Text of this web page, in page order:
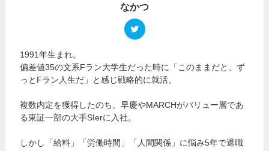
なかつ
1991年生まれ。
偏差値35の文系Fラン大学生だった時に「このままだと、ず
っとFラン人生だ」と感じ戦略的に就活。
複数内定を獲得したのち、早慶やMARCHがバリュー層であ
る東証一部の大手SIerに入社。
しかし「給料」「労働時間」「人間関係」に悩み5年で退職